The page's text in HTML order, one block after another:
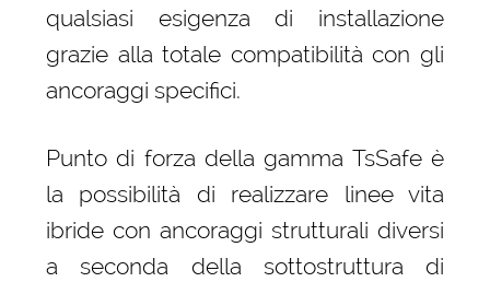
qualsiasi esigenza di installazione
grazie alla totale compatibilità con gli
ancoraggi specifici.
Punto di forza della gamma TsSafe è
la possibilità di realizzare linee vita
ibride con ancoraggi strutturali diversi
a seconda della sottostruttura di